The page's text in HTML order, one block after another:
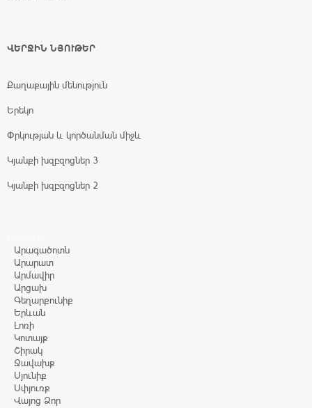
ՎԵՐՋԻՆ ՆՅՈՒԹԵՐ
Քաղաքային մենություն
Երեկո
Փրկության և կործանման միջև
Կյանքի խզբզոցներ 3
Կյանքի խզբզոցներ 2
Արագածոտն
Արարատ
Արմավիր
Արցախ
Գեղարքունիք
Երևան
Լոռի
Կոտայք
Շիրակ
Ջավախք
Սյունիք
Սփյուռք
Վայոց Ձոր